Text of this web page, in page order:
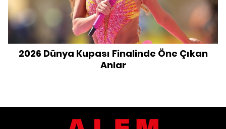
2026 Dünya Kupası Finalinde Öne Çıkan
Anlar